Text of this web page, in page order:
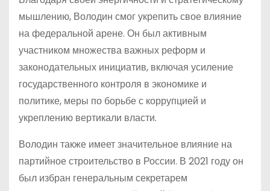
мышлению, Володин смог укрепить свое влияние
на федеральной арене. Он был активным
участником множества важных реформ и
законодательных инициатив, включая усиление
государственного контроля в экономике и
политике, меры по борьбе с коррупцией и
укреплению вертикали власти.
Володин также имеет значительное влияние на
партийное строительство в России. В 2021 году он
был избран генеральным секретарем